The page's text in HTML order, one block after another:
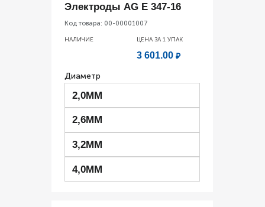
Электроды AG E 347-16
Код товара: 00-00001007
НАЛИЧИЕ ЦЕНА ЗА 1 УПАК
3 601.00 ₽
Диаметр
2,0ММ
2,6ММ
3,2ММ
4,0ММ